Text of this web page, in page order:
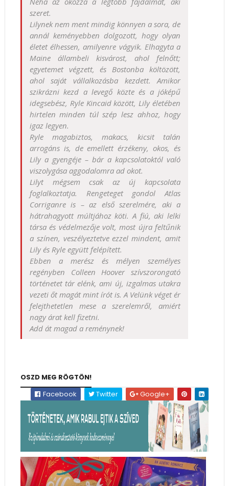
szeret.
Lilynek nem ment mindig könnyen a sora, de
annál keményebben dolgozott, hogy olyan
életet élhessen, amilyenre vágyik. Elhagyta a
Maine állambeli kisvárost, ahol felnőtt;
egyetemet végzett, és Bostonba költözött,
ahol saját vállalkozásba kezdett. Amikor
szikrázni kezd a levegő közte és a jóképű
idegsebész, Ryle Kincaid között, Lily életében
hirtelen minden túl szép lesz ahhoz, hogy
igaz legyen.
Ryle magabiztos, makacs, kicsit talán
arrogáns is, de emellett érzékeny, okos, és
Lily a gyengéje – bár a kapcsolatoktól való
viszolygása aggodalomra ad okot.
Lilyt mégsem csak az új kapcsolata
foglalkoztatja. Rengeteget gondol Atlas
Corriganre is – az első szerelmére, aki a
hátrahagyott múltjához köti. A fiú, aki lelki
társa és védelmezője volt, most újra feltűnik
a színen, veszélyeztetve ezzel mindent, amit
Lily és Ryle együtt felépített.
Ebben a merész és mélyen személyes
regényben Colleen Hoover szívszorongató
történetet tár elénk, ami új, izgalmas utakra
vezeti őt magát mint írót is. A Velünk véget ér
felejthetetlen mese a szerelemről, amiért
nagy árat kell fizetni.
Add át magad a reménynek!
OSZD MEG RÖGTÖN!
Facebook
Twitter Google+